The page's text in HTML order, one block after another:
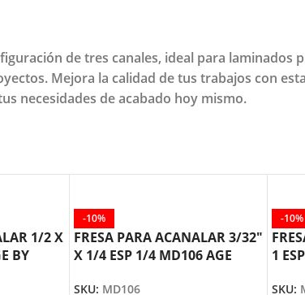
de tres canales, ideal para laminados
Mejora la calidad de tus trabajos con
necesidades de acabado hoy mismo.
1/2 X
BY
-10%
FRESA PARA ACANALAR 3/32″
X 1/4 ESP 1/4 MD106 AGE
SKU: MD106
-10%
1
SKU: